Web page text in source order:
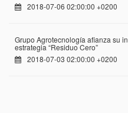
2018-07-06 02:00:00 +0200
Grupo Agrotecnología afianza su
estrategia “Residuo Cero”
2018-07-03 02:00:00 +0200